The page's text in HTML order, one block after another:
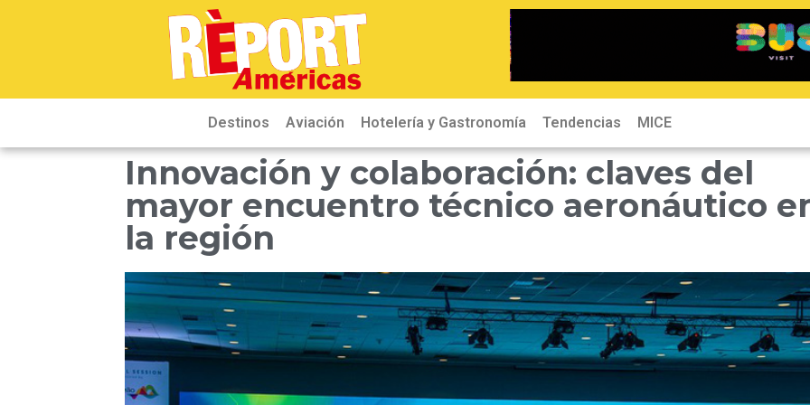
Destinos Aviación Hotelería y Gastronomía Tendencias MICE
Innovación y colaboración: claves del
mayor encuentro técnico aeronáutico
la región